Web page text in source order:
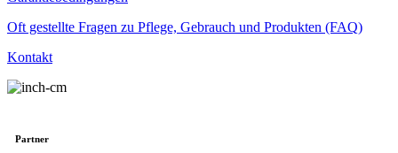
Oft gestellte Fragen zu Pflege, Gebrauch und Produkten (FAQ)
Kontakt
Partner